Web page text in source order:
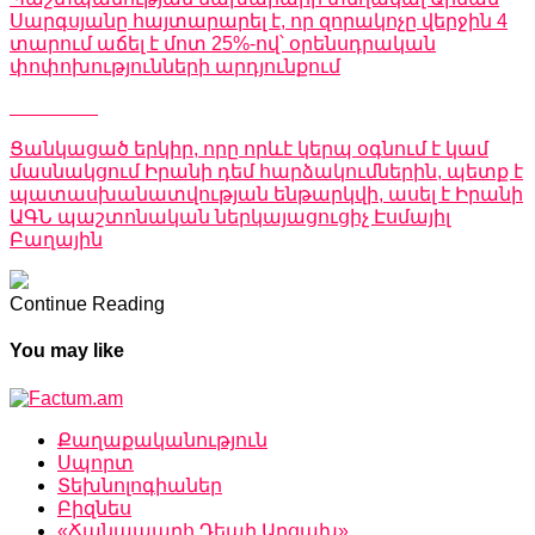
Սարգսյանը հայտարարել է, որ զորակոչը վերջին 4
տարում աճել է մոտ 25%-ով՝ օրենսդրական
փոփոխությունների արդյունքում
Ցանկացած երկիր, որը որևէ կերպ օգնում է կամ
մասնակցում Իրանի դեմ հարձակումներին, պետք է
պատասխանատվության ենթարկվի, ասել է Իրանի
ԱԳՆ պաշտոնական ներկայացուցիչ Էսմայիլ
Բաղային
Continue Reading
You may like
Քաղաքականություն
Սպորտ
Տեխնոլոգիաներ
Բիզնես
«Ճանապարհ Դեպի Արցախ»